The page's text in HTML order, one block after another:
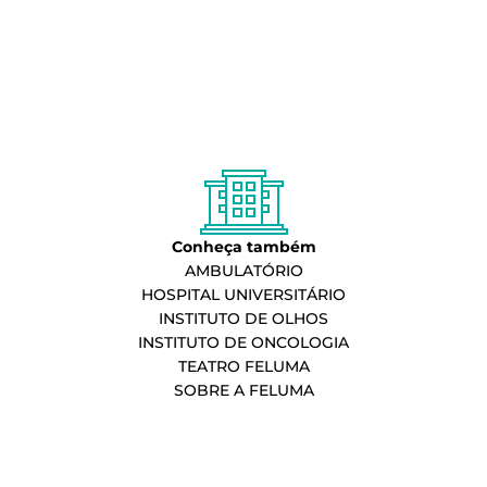
Conheça também
AMBULATÓRIO
HOSPITAL UNIVERSITÁRIO
INSTITUTO DE OLHOS
INSTITUTO DE ONCOLOGIA
TEATRO FELUMA
SOBRE A FELUMA